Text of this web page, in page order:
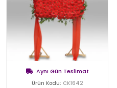
Aynı Gün Teslimat
Ürün Kodu: CK1642